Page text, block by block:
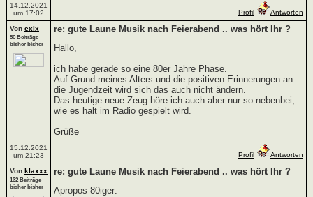
14.12.2021
um 17:02
Profil Antworten
Von exix
50 Beiträge
bisher bisher
re: gute Laune Musik nach Feierabend .. was hört Ihr ?
Hallo,
ich habe gerade so eine 80er Jahre Phase.
Auf Grund meines Alters und die positiven Erinnerungen an
die Jugendzeit wird sich das auch nicht ändern.
Das heutige neue Zeug höre ich auch aber nur so nebenbei,
wie es halt im Radio gespielt wird.
Grüße
15.12.2021
um 21:23
Profil Antworten
Von klaxxx
132 Beiträge
bisher bisher
re: gute Laune Musik nach Feierabend .. was hört Ihr ?
Apropos 80iger: